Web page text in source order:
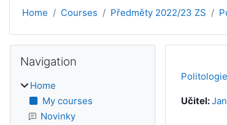
Home Courses Předměty 2022/23 ZS
Učitel:
Blocks
Navigation
Home
My courses
Novinky